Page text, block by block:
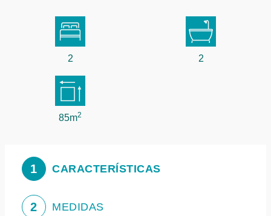
2 2
85m2
1 CARACTERÍSTICAS
2 MEDIDAS